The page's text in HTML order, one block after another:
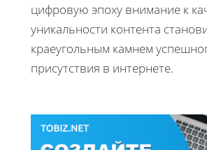
цифровую эпоху внимание к
уникальности контента
краеугольным камнем
присутствия в интернете.